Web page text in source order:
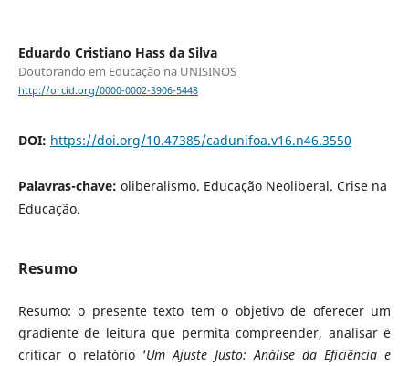
Eduardo Cristiano Hass da Silva
Doutorando em Educação na UNISINOS
http://orcid.org/0000-0002-3906-5448
DOI: https://doi.org/10.47385/cadunifoa.v16.n46.3550
Palavras-chave: oliberalismo. Educação Neoliberal. Crise na
Educação.
Resumo
Resumo: o presente texto tem o objetivo de oferecer um
gradiente de leitura que permita compreender, analisar e
criticar o relatório ‘Um Ajuste Justo: Análise da Eficiência e